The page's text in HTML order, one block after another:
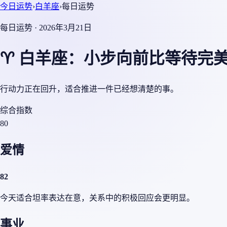
今日运势›白羊座›每日运势
每日运势 · 2026年3月21日
♈ 白羊座：小步向前比等待完
行动力正在回升，适合推进一件已经想清楚的事。
综合指数
80
爱情
82
今天适合坦率表达在意，关系中的积极回应会更明显。
事业